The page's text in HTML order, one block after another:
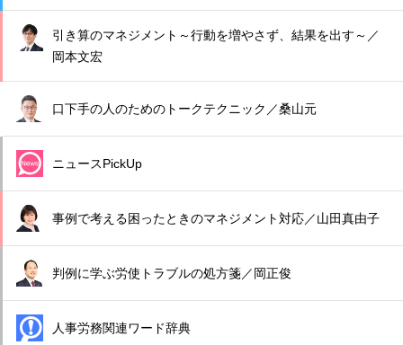
引き算のマネジメント～行動を増やさず、結果を出す～／
岡本文宏
口下手の人のためのトークテクニック／桑山元
ニュースPickUp
事例で考える困ったときのマネジメント対応／山田真由子
判例に学ぶ労使トラブルの処方箋／岡正俊
人事労務関連ワード辞典